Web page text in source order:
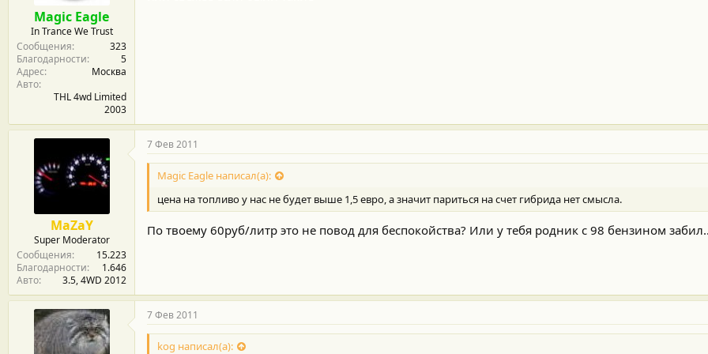
Magic Eagle
In Trance We Trust
Сообщения
323
Благодарности
5
Адрес
Москва
Авто
THL 4wd Limited
2003
MaZaY
Super Moderator
Сообщения
15.223
Благодарности
1.646
Авто
3.5, 4WD 2012
7 Фев 2011
Magic Eagle написал(а):
цена на топливо у нас не будет выше 1,5 евро, а значит париться на счет гибрида нет смысла.
По твоему 60руб/литр это не повод для беспокойства? Или у тебя родник с 98 бензином
7 Фев 2011
kog написал(а):